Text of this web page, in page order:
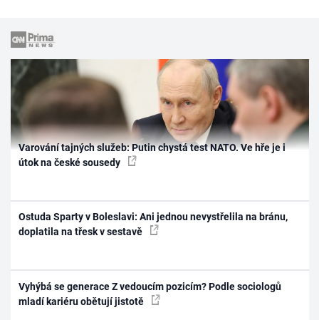
Varování tajných služeb: Putin chystá test NATO. Ve hře je i
útok na české sousedy
Ostuda Sparty v Boleslavi: Ani jednou nevystřelila na bránu,
doplatila na třesk v sestavě
Vyhýbá se generace Z vedoucím pozicím? Podle sociologů
mladí kariéru obětují jistotě